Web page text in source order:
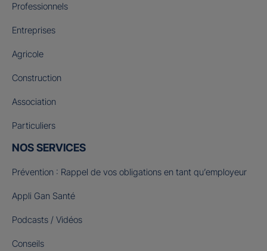
Professionnels
Entreprises
Agricole
Construction
Association
Particuliers
NOS SERVICES
Prévention : Rappel de vos obligations en tant qu’employeur
Appli Gan Santé
Podcasts / Vidéos
Conseils